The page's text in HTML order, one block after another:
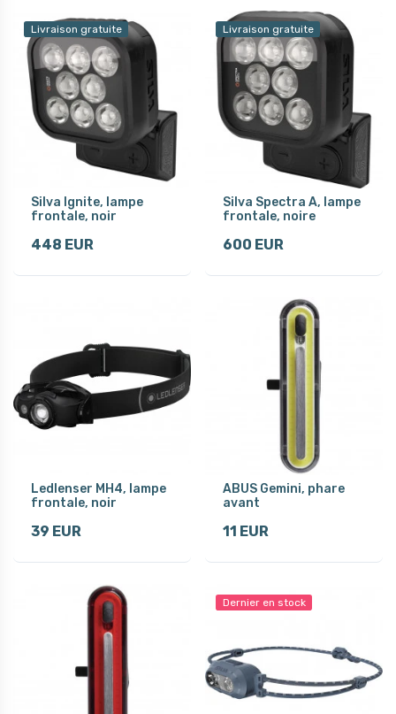
Livraison gratuite
Silva Ignite, lampe
frontale, noir
448 EUR
Livraison gratuite
Silva Spectra A, lampe
frontale, noire
600 EUR
Ledlenser MH4, lampe
frontale, noir
39 EUR
ABUS Gemini, phare
avant
11 EUR
Dernier en stock